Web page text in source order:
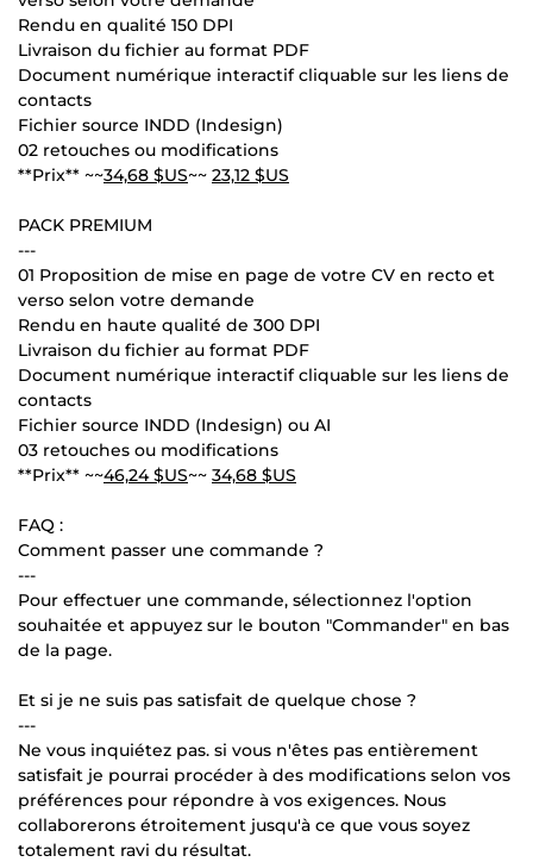
Rendu en qualité 150 DPI
Livraison du fichier au format PDF
Document numérique interactif cliquable sur les liens de
contacts
Fichier source INDD (Indesign)
02 retouches ou modifications
**Prix** ~~34,68 $US~~ 23,12 $US
PACK PREMIUM
---
01 Proposition de mise en page de votre CV en recto et
verso selon votre demande
Rendu en haute qualité de 300 DPI
Livraison du fichier au format PDF
Document numérique interactif cliquable sur les liens de
contacts
Fichier source INDD (Indesign) ou AI
03 retouches ou modifications
**Prix** ~~46,24 $US~~ 34,68 $US
FAQ :
Comment passer une commande ?
---
Pour effectuer une commande, sélectionnez l'option
souhaitée et appuyez sur le bouton "Commander" en bas
de la page.
Et si je ne suis pas satisfait de quelque chose ?
---
Ne vous inquiétez pas. si vous n'êtes pas entièrement
satisfait je pourrai procéder à des modifications selon vos
préférences pour répondre à vos exigences. Nous
collaborerons étroitement jusqu'à ce que vous soyez
totalement ravi du résultat.